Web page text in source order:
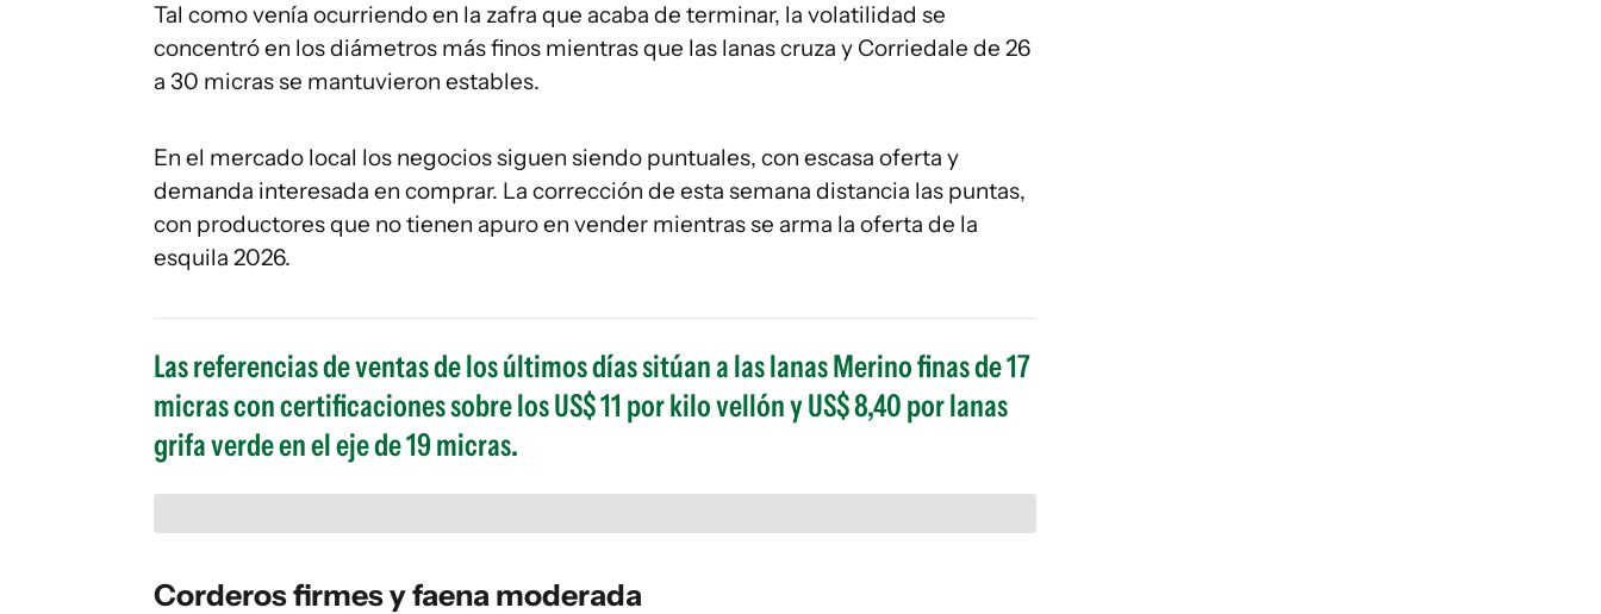
Tal como venía ocurriendo en la zafra que acaba de terminar, la volatilidad se
concentró en los diámetros más finos mientras que las lanas cruza y Corriedale de 26
a 30 micras se mantuvieron estables.
En el mercado local los negocios siguen siendo puntuales, con escasa oferta y
demanda interesada en comprar. La corrección de esta semana distancia las puntas,
con productores que no tienen apuro en vender mientras se arma la oferta de la
esquila 2026.
Las referencias de ventas de los últimos días sitúan a las lanas Merino finas de 17
micras con certificaciones sobre los US$ 11 por kilo vellón y US$ 8,40 por lanas
grifa verde en el eje de 19 micras.
Corderos firmes y faena moderada